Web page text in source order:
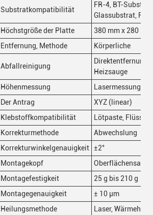
Substratkompatibilität
FR-4, BT-Substrat,
Glassubstrat, FPC
Höchstgröße der Platte
380 mm x 280 mm
Entfernung, Methode Körperliche
Abfallreinigung
Direktentfernung +
Heizsauge
Höhenmessung
Lasermessung
Der Antrag
XYZ (linear)
Klebstoffkompatibilität
Lötpaste,
Korrekturmethode
Abwechslung
Korrekturwinkelgenauigkeit ±2°
Montagekopf
Oberflächensauge
Montagefestigkeit
25 g bis 210 g
Montagegenauigkeit
± 10 μm
Heilungsmethode Laser,